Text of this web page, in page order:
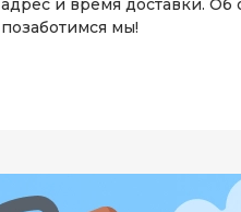
адрес и время доставки. Об
позаботимся мы!